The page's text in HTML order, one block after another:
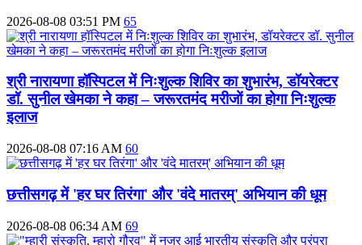
2026-08-08 03:51 PM 65
श्री नारायणा हॉस्पिटल में निःशुल्क शिविर का शुभारंभ, डॉयरेक्टर
डॉ. सुनील खेमका ने कहा – जरूरतमंद मरीजों का होगा निःशुल्क
इलाज
2026-08-08 07:16 AM 60
छत्तीसगढ़ में 'हर घर तिरंगा' और 'वंदे मातरम्' अभियान की धूम
2026-08-08 06:34 AM 69